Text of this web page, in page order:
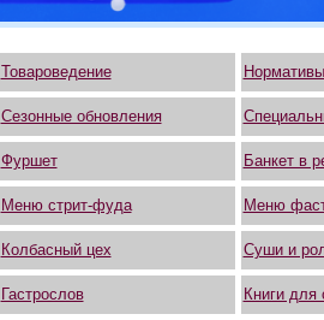
Товароведение
Сезонные обновления
Фуршет Банкет в
Меню стрит-фуда Меню
Колбасный цех Суши и
Гастрослов Книги для